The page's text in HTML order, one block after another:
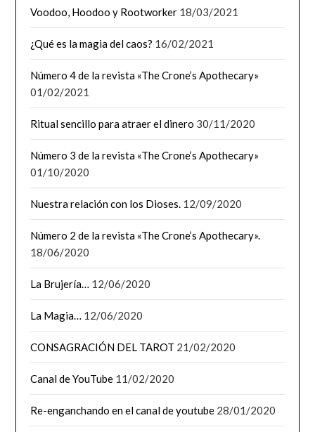
Voodoo, Hoodoo y Rootworker 18/03/2021
¿Qué es la magia del caos? 16/02/2021
Número 4 de la revista «The Crone’s Apothecary»
01/02/2021
Ritual sencillo para atraer el dinero 30/11/2020
Número 3 de la revista «The Crone’s Apothecary»
01/10/2020
Nuestra relación con los Dioses. 12/09/2020
Número 2 de la revista «The Crone’s Apothecary».
18/06/2020
La Brujería… 12/06/2020
La Magia… 12/06/2020
CONSAGRACIÓN DEL TAROT 21/02/2020
Canal de YouTube 11/02/2020
Re-enganchando en el canal de youtube 28/01/2020